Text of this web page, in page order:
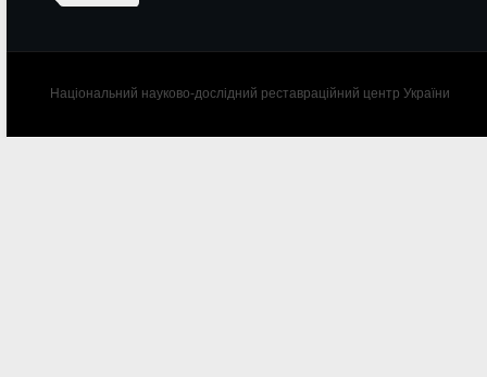
Національний науково-дослідний реставраційний центр України